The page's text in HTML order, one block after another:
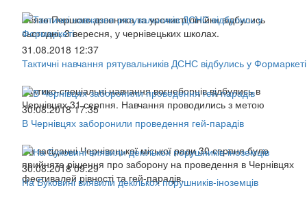
Свято Першого дзвоника та урочисті лінійки відбулись
сьогодні, 3 вересня, у чернівецьких школах.
31.08.2018 12:37
Тактичні навчання рятувальників ДСНС відбулись у Формаркеті
Тактико-спеціальні навчання вогнеборців відбулись в
Чернівцях 31 серпня. Навчання проводились з метою
30.08.2018 17:35
В Чернівцях заборонили проведення гей-парадів
На засіданні Чернівецької міської ради 30 серпня було
прийняте рішення про заборону на проведення в Чернівцях
фестивалей рівності та гей-парадів.
30.08.2018 09:29
На Буковині виявили декількох порушників-іноземців